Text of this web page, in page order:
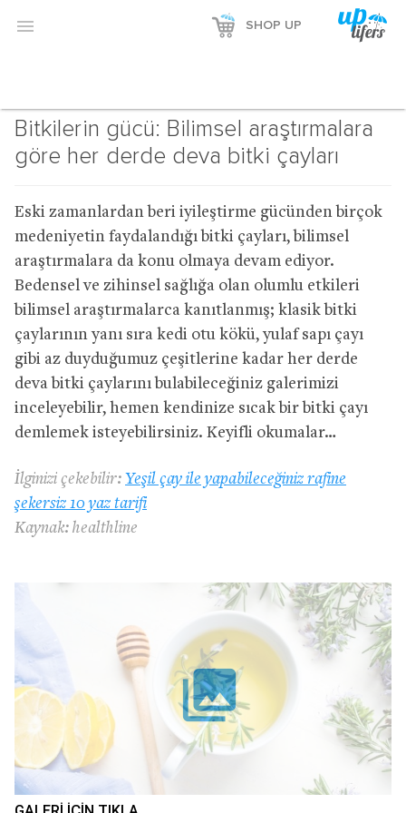
 SHOP UP
Bitkilerin gücü: Bilimsel araştırmalara
göre her derde deva bitki çayları
Eski zamanlardan beri iyileştirme gücünden birçok
medeniyetin faydalandığı bitki çayları, bilimsel
araştırmalara da konu olmaya devam ediyor.
Bedensel ve zihinsel sağlığa olan olumlu etkileri
bilimsel araştırmalarca kanıtlanmış; klasik bitki
çaylarının yanı sıra kedi otu kökü, yulaf sapı çayı
gibi az duyduğumuz çeşitlerine kadar her derde
deva bitki çaylarını bulabileceğiniz galerimizi
inceleyebilir, hemen kendinize sıcak bir bitki çayı
demlemek isteyebilirsiniz. Keyifli okumalar…
İlginizi çekebilir: Yeşil çay ile yapabileceğiniz rafine
şekersiz 10 yaz tarifi
Kaynak: healthline
collections